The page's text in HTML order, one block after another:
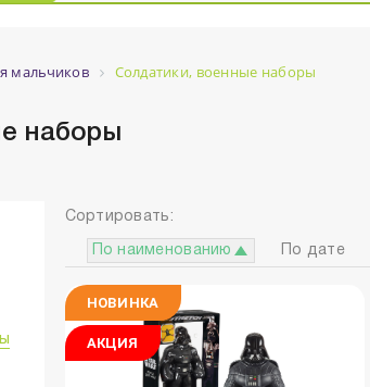
мальчиков Солдатики, военные наборы
наборы
Сортировать:
По наименованию По дате
НОВИНКА
АКЦИЯ